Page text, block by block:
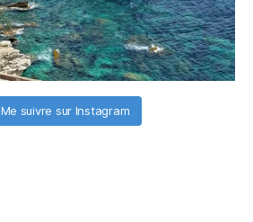
Me suivre sur Instagram